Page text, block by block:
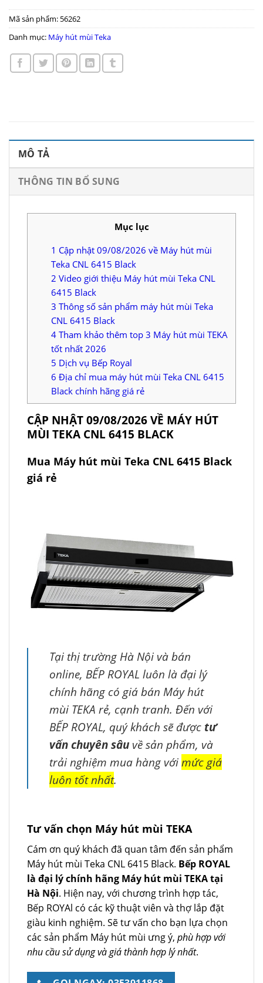
Mã sản phẩm: 56262
Danh mục: Máy hút mùi Teka
MÔ TẢ
THÔNG TIN BỔ SUNG
Mục lục
1 Cập nhật 09/08/2026 về Máy hút mùi
Teka CNL 6415 Black
2 Video giới thiệu Máy hút mùi Teka CNL
6415 Black
3 Thông số sản phẩm máy hút mùi Teka
CNL 6415 Black
4 Tham khảo thêm top 3 Máy hút mùi TEKA
tốt nhất 2026
5 Dịch vụ Bếp Royal
6 Địa chỉ mua máy hút mùi Teka CNL 6415
Black chính hãng giá rẻ
CẬP NHẬT 09/08/2026 VỀ MÁY HÚT
MÙI TEKA CNL 6415 BLACK
Mua Máy hút mùi Teka CNL 6415 Black
giá rẻ
Tại thị trường Hà Nội và bán
online, BẾP ROYAL luôn là đại lý
chính hãng có giá bán Máy hút
mùi TEKA rẻ, cạnh tranh. Đến với
BẾP ROYAL, quý khách sẽ được tư
vấn chuyên sâu về sản phẩm, và
trải nghiệm mua hàng vớimức giá
luôn tốt nhất.
Tư vấn chọn Máy hút mùi TEKA
Cám ơn quý khách đã quan tâm đến sản phẩm
Máy hút mùi Teka CNL 6415 Black. Bếp ROYAL
là đại lý chính hãng Máy hút mùi TEKA tại
Hà Nội. Hiện nay, với chương trình hợp tác,
Bếp ROYAl có các kỹ thuật viên và thợ lắp đặt
giàu kinh nghiệm. Sẽ tư vấn cho bạn lựa chọn
các sản phẩm Máy hút mùi ưng ý, phù hợp với
nhu cầu sử dụng và giá thành hợp lý nhất.